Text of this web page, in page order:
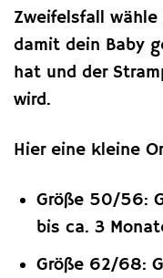
Zweifelsfall wähle
damit dein Baby
hat und der
wird.
Hier eine kleine
Größe 50/56:
bis ca. 3
Größe 62/68: